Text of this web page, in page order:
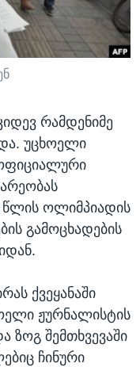
რამდენიმე
უცხოელი
წლის ოლიმპიადის
გამოცხადების
ქვეყანაში
ჟურნალისტის
ზოგ შემთხვევაში
ჩინური